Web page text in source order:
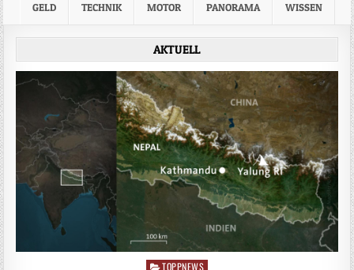
GELD TECHNIK MOTOR PANORAMA WISSEN
AKTUELL
Posted
TOPPNEWS